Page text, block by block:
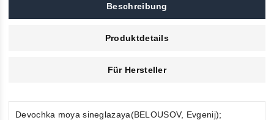
Beschreibung
Produktdetails
Für Hersteller
Devochka moya sineglazaya(BELOUSOV, Evgenij);